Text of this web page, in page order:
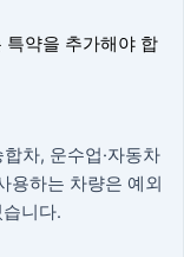
특약을 추가해야 합
차, 운수업·자동차
용하는 차량은 예외
니다.